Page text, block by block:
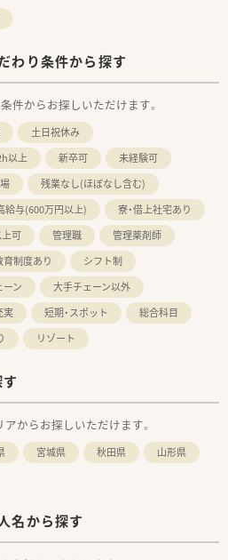
わり条件から探す
件からお探しいただけます。
土日祝休み
以上 新卒可
未経験可
残業なし(ほぼなし含む)
給与(600万円以上)
寮・借上社宅あり
可 管理職
管理薬剤師
育制度あり
シフト制
ン
大手チェーン以外
実 短期・スポット
総合科目
リゾート
からお探しいただけます。
宮城県 秋田県
山形県
名から探す